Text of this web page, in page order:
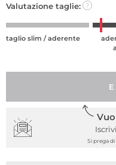
Valutazione taglie: ?
taglio slim / aderente
Si prega